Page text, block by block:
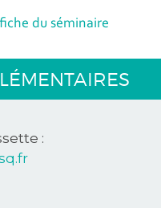
du séminaire
: